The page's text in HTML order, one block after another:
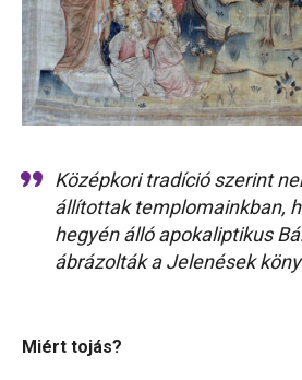
Középkori tradíció szerint
állítottak templomainkban,
hegyén álló apokaliptikus
ábrázolták a Jelenések
Miért tojás?